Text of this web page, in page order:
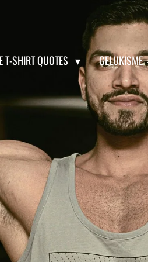
T-SHIRT QUOTES GELUKISME